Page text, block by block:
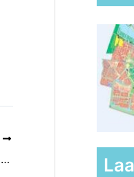
Gratis een portretfoto voor mensen met krappe beurs